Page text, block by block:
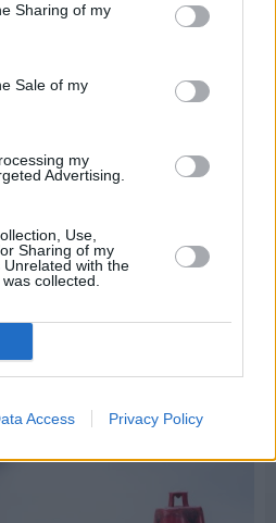
Sharing of my
Sale of my
my
Advertising.
Use,
Sharing of my
with the
collected.
Access Privacy Policy
στη διεθνή συνάντηση
Δημήτρης Τέλλιος